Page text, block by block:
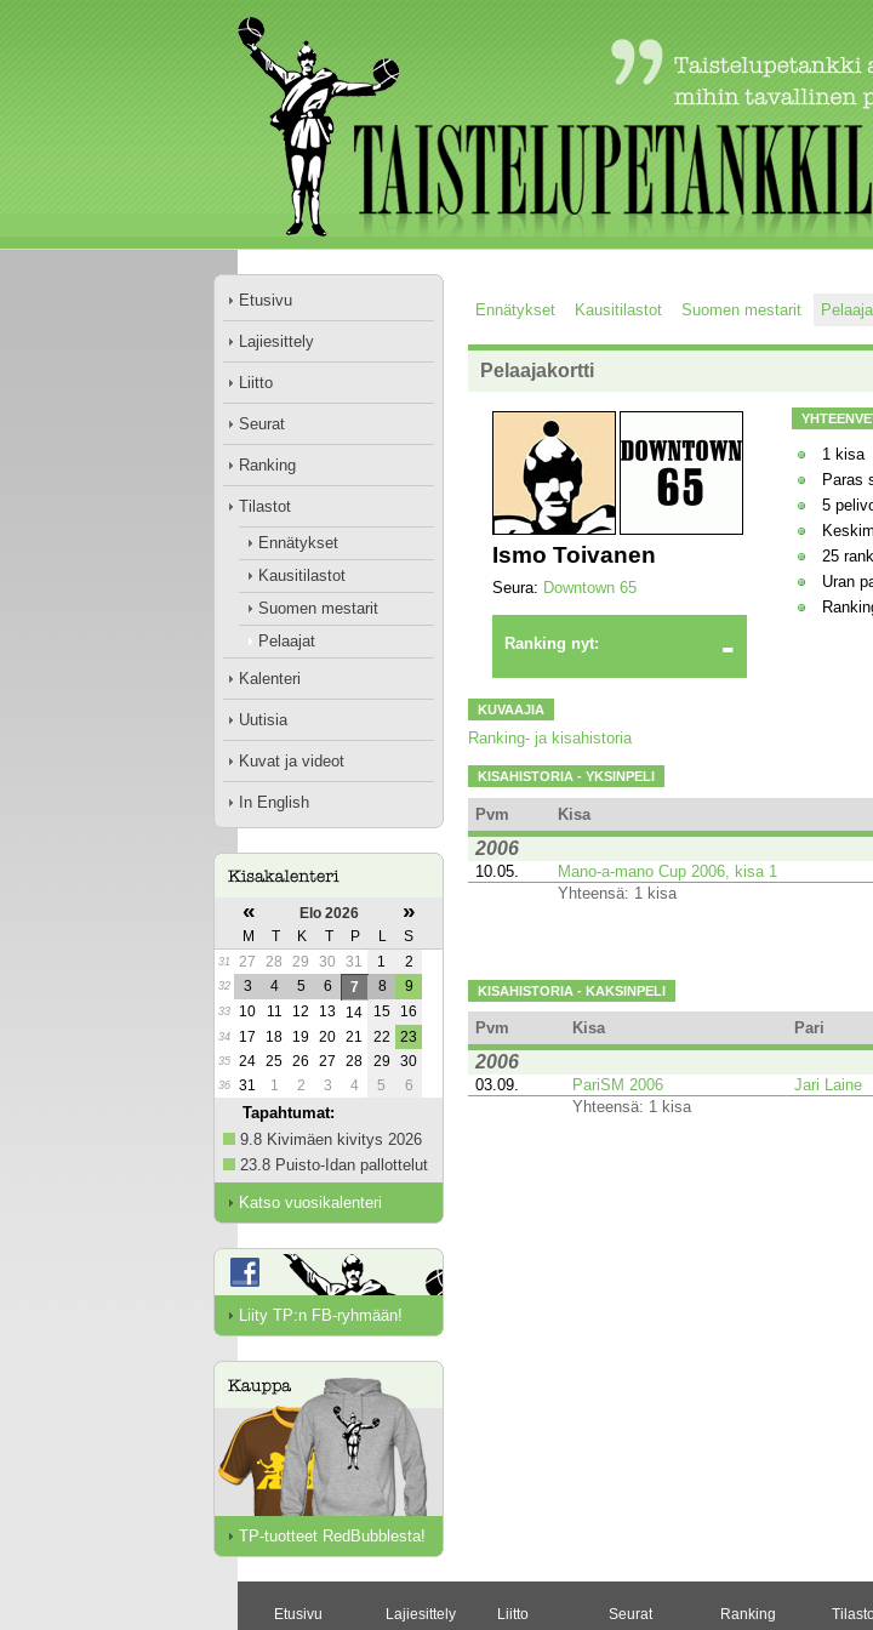
Etusivu
Lajiesittely
Liitto
Seurat
Ranking
Tilastot
Ennätykset
Kausitilastot
Suomen mestarit
Pelaajat
Kalenteri
Uutisia
Kuvat ja videot
In English
« Elo 2026 »
M T K T P L S
31 27 28 29 30 31 1 2
32 3 4 5 6 7 8 9
33 10 11 12 13 14 15 16
34 17 18 19 20 21 22 23
35 24 25 26 27 28 29 30
36 31 1 2 3 4 5 6
Tapahtumat:
9.8 Kivimäen kivitys 2026
23.8 Puisto-Idan pallottelut
Katso vuosikalenteri
Liity TP:n FB-ryhmään!
TP-tuotteet RedBubblesta!
Ennätykset Kausitilastot Suomen mestarit
Pelaajakortti
Ismo Toivanen
Seura: Downtown 65
Ranking nyt: -
1 kisa
Paras
5
25
Uran
KUVAAJIA
Ranking- ja kisahistoria
KISAHISTORIA - YKSINPELI
Pvm Kisa
2006
10.05. Mano-a-mano Cup 2006, kisa 1
Yhteensä: 1 kisa
KISAHISTORIA - KAKSINPELI
Pvm Kisa Pari
2006
03.09. PariSM 2006 Jari Laine
Yhteensä: 1 kisa
Etusivu Lajiesittely Liitto Seurat Ranking